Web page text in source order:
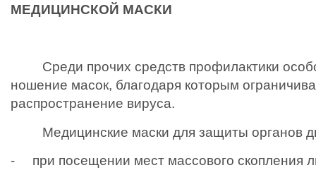
МЕДИЦИНСКОЙ МАСКИ
Среди прочих средств профилактики
ношение масок, благодаря которым
распространение вируса.
Медицинские маски для защиты органов
- при посещении мест массового скопления